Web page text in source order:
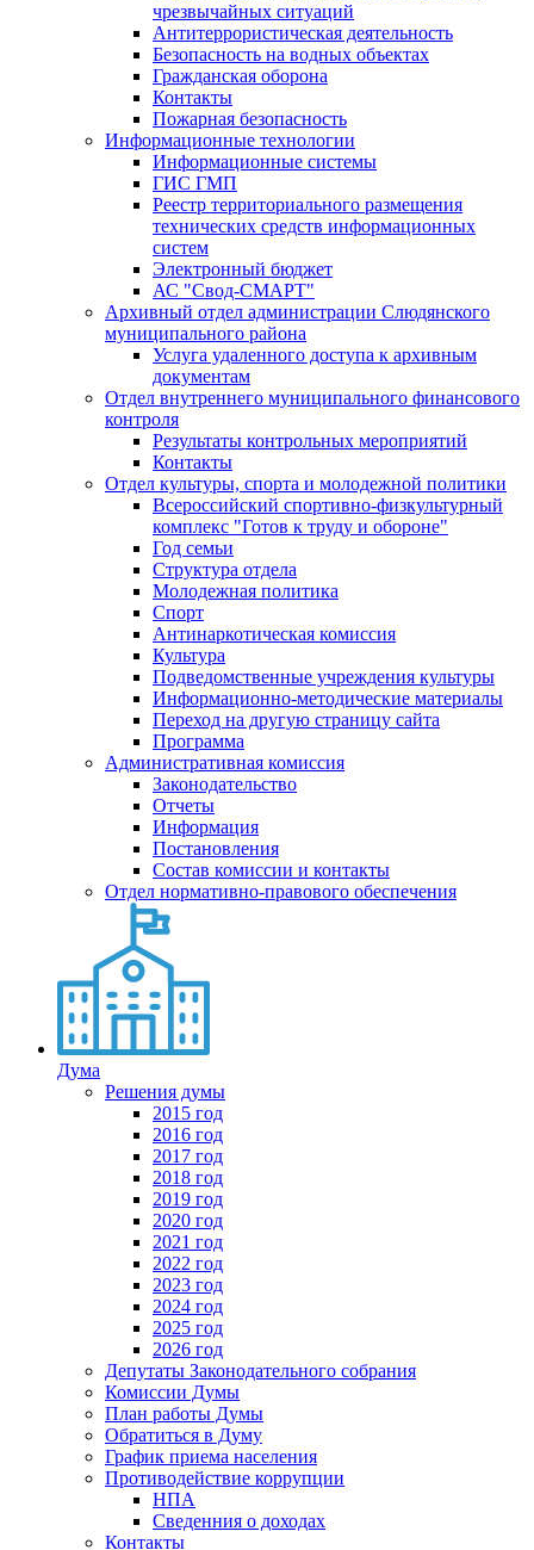
чрезвычайных ситуаций
Антитеррористическая деятельность
Безопасность на водных объектах
Гражданская оборона
Контакты
Пожарная безопасность
Информационные технологии
Информационные системы
ГИС ГМП
Реестр территориального размещения
технических средств информационных
систем
Электронный бюджет
АС "Свод-СМАРТ"
Архивный отдел администрации Слюдянского
муниципального района
Услуга удаленного доступа к архивным
документам
Отдел внутреннего муниципального финансового
контроля
Результаты контрольных мероприятий
Контакты
Отдел культуры, спорта и молодежной политики
Всероссийский спортивно-физкультурный
комплекс "Готов к труду и обороне"
Год семьи
Структура отдела
Молодежная политика
Спорт
Антинаркотическая комиссия
Культура
Подведомственные учреждения культуры
Информационно-методические материалы
Переход на другую страницу сайта
Программа
Административная комиссия
Законодательство
Отчеты
Информация
Постановления
Состав комиссии и контакты
Отдел нормативно-правового обеспечения
Дума
Решения думы
2015 год
2016 год
2017 год
2018 год
2019 год
2020 год
2021 год
2022 год
2023 год
2024 год
2025 год
2026 год
Депутаты Законодательного собрания
Комиссии Думы
План работы Думы
Обратиться в Думу
График приема населения
Противодействие коррупции
НПА
Сведенния о доходах
Контакты